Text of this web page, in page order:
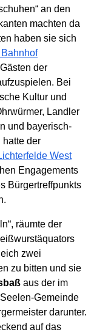
an den
machten da
haben sie sich
der
Bei
Kultur und
Landler
und bayerisch-
hatte der
West
Engagements
Bürgertreffpunkts
räumte der
zwei
zu bitten und sie
aus der im
Gemeinde
darunter.
auf das